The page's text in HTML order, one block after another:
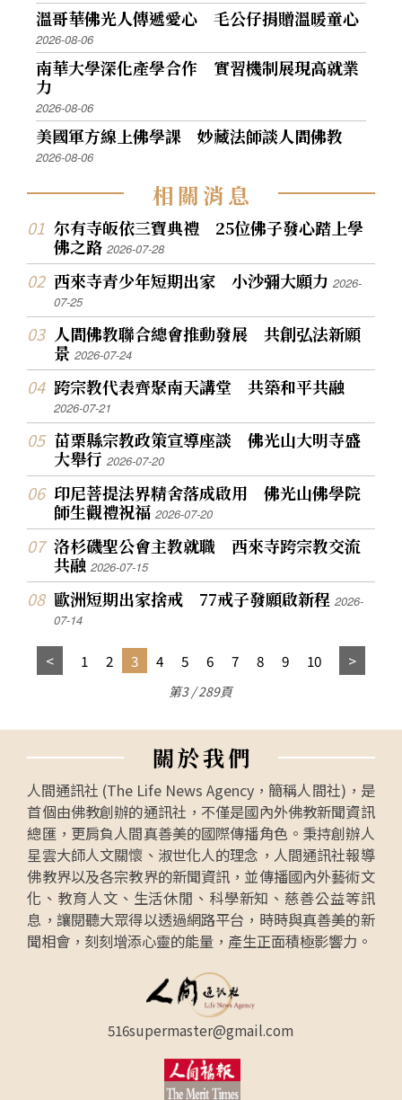
溫哥華佛光人傳遞愛心 毛公仔捐贈溫暖童心
2026-08-06
南華大學深化產學合作 實習機制展現高就業
力
2026-08-06
美國軍方線上佛學課 妙藏法師談人間佛教
2026-08-06
相關消息
尔有寺皈依三寶典禮 25位佛子發心踏上學
佛之路2026-07-28
西來寺青少年短期出家 小沙彌大願力2026-
07-25
人間佛教聯合總會推動發展 共創弘法新願
景2026-07-24
跨宗教代表齊聚南天講堂 共築和平共融
2026-07-21
苗栗縣宗教政策宣導座談 佛光山大明寺盛
大舉行2026-07-20
印尼菩提法界精舍落成啟用 佛光山佛學院
師生觀禮祝福2026-07-20
洛杉磯聖公會主教就職 西來寺跨宗教交流
共融2026-07-15
歐洲短期出家捨戒 77戒子發願啟新程2026-
07-14
1 2 3 4 5 6 7 8 9 10
第3 / 289頁
關於我們
人間通訊社 (The Life News Agency，簡稱人間社)，是
首個由佛教創辦的通訊社，不僅是國內外佛教新聞資訊
總匯，更肩負人間真善美的國際傳播角色。秉持創辦人
星雲大師人文關懷、淑世化人的理念，人間通訊社報導
佛教界以及各宗教界的新聞資訊，並傳播國內外藝術文
化、教育人文、生活休閒、科學新知、慈善公益等訊
息，讓閱聽大眾得以透過網路平台，時時與真善美的新
聞相會，刻刻增添心靈的能量，產生正面積極影響力。
516supermaster@gmail.com